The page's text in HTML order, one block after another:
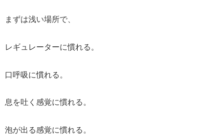
まずは浅い場所で、
レギュレーターに慣れる。
口呼吸に慣れる。
息を吐く感覚に慣れる。
泡が出る感覚に慣れる。